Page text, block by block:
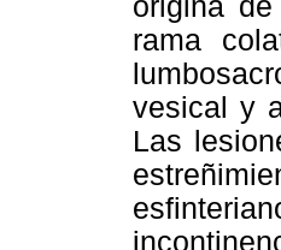
origina
rama
vesical y
Las